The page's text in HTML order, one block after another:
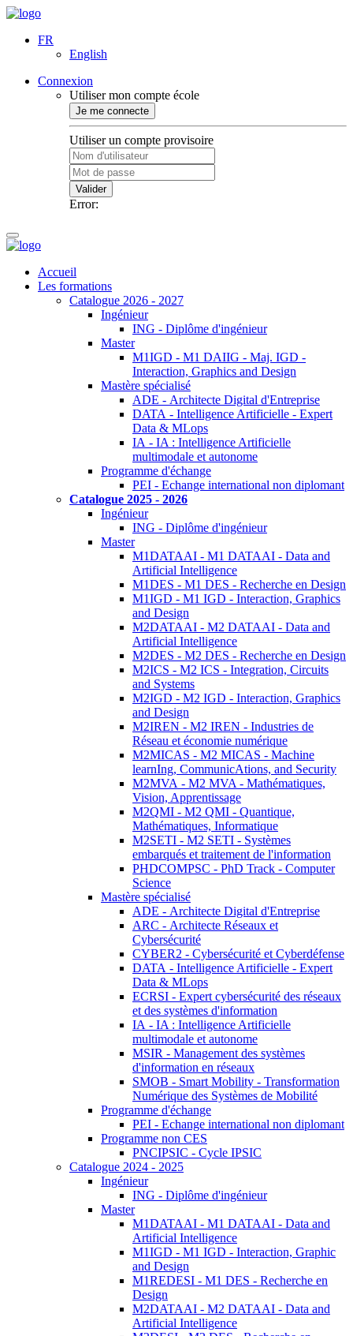
FR
English
Connexion
Utiliser mon compte école
Je me connecte
Utiliser un compte provisoire
Valider
Error:
Accueil
Les formations
Catalogue 2026 - 2027
Ingénieur
ING - Diplôme d'ingénieur
Master
M1IGD - M1 DAIIG - Maj. IGD -
Interaction, Graphics and Design
Mastère spécialisé
ADE - Architecte Digital d'Entreprise
DATA - Intelligence Artificielle - Expert
Data & MLops
IA - IA : Intelligence Artificielle
multimodale et autonome
Programme d'échange
PEI - Echange international non diplomant
Catalogue 2025 - 2026
Ingénieur
ING - Diplôme d'ingénieur
Master
M1DATAAI - M1 DATAAI - Data and
Artificial Intelligence
M1DES - M1 DES - Recherche en Design
M1IGD - M1 IGD - Interaction, Graphics
and Design
M2DATAAI - M2 DATAAI - Data and
Artificial Intelligence
M2DES - M2 DES - Recherche en Design
M2ICS - M2 ICS - Integration, Circuits
and Systems
M2IGD - M2 IGD - Interaction, Graphics
and Design
M2IREN - M2 IREN - Industries de
Réseau et économie numérique
M2MICAS - M2 MICAS - Machine
learnIng, CommunicAtions, and Security
M2MVA - M2 MVA - Mathématiques,
Vision, Apprentissage
M2QMI - M2 QMI - Quantique,
Mathématiques, Informatique
M2SETI - M2 SETI - Systèmes
embarqués et traitement de l'information
PHDCOMPSC - PhD Track - Computer
Science
Mastère spécialisé
ADE - Architecte Digital d'Entreprise
ARC - Architecte Réseaux et
Cybersécurité
CYBER2 - Cybersécurité et Cyberdéfense
DATA - Intelligence Artificielle - Expert
Data & MLops
ECRSI - Expert cybersécurité des réseaux
et des systèmes d'information
IA - IA : Intelligence Artificielle
multimodale et autonome
MSIR - Management des systèmes
d'information en réseaux
SMOB - Smart Mobility - Transformation
Numérique des Systèmes de Mobilité
Programme d'échange
PEI - Echange international non diplomant
Programme non CES
PNCIPSIC - Cycle IPSIC
Catalogue 2024 - 2025
Ingénieur
ING - Diplôme d'ingénieur
Master
M1DATAAI - M1 DATAAI - Data and
Artificial Intelligence
M1IGD - M1 IGD - Interaction, Graphic
and Design
M1REDESI - M1 DES - Recherche en
Design
M2DATAAI - M2 DATAAI - Data and
Artificial Intelligence